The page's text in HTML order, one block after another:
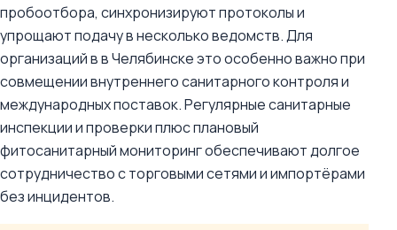
пробоотбора, синхронизируют протоколы и
упрощают подачу в несколько ведомств. Для
организаций в в Челябинске это особенно важно при
совмещении внутреннего санитарного контроля и
международных поставок. Регулярные санитарные
инспекции и проверки плюс плановый
фитосанитарный мониторинг обеспечивают долгое
сотрудничество с торговыми сетями и импортёрами
без инцидентов.